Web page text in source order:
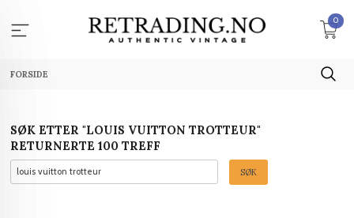
innholdet
0
FORSIDE
SØK ETTER "LOUIS VUITTON TROTTEUR"
RETURNERTE 100 TREFF